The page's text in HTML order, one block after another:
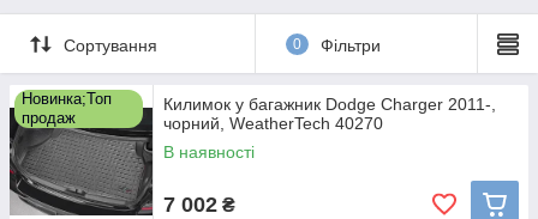
Сортування 0 Фільтри
Новинка;Топ
продаж
Килимок у багажник Dodge Charger 2011-,
чорний, WeatherTech 40270
В наявності
7 002 ₴